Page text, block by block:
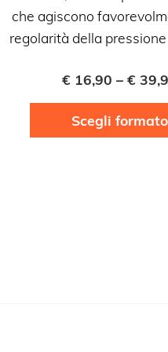
che agiscono
regolarità della
€16,90 – €
Scegli formato